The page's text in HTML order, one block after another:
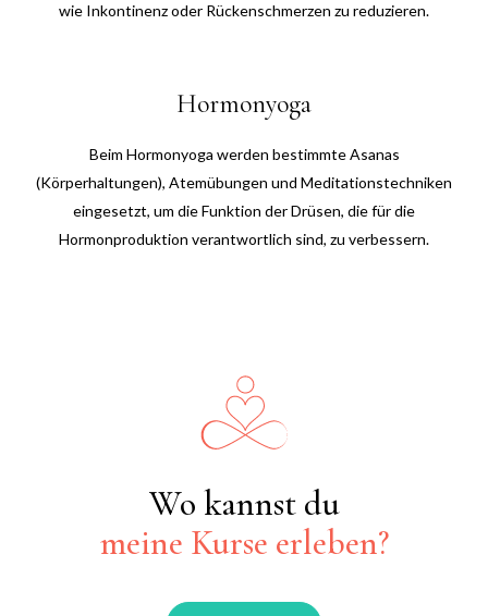
wie Inkontinenz oder Rückenschmerzen zu reduzieren.
Hormonyoga
Beim Hormonyoga werden bestimmte Asanas
(Körperhaltungen), Atemübungen und Meditationstechniken
eingesetzt, um die Funktion der Drüsen, die für die
Hormonproduktion verantwortlich sind, zu verbessern.
Wo kannst du
meine Kurse erleben?